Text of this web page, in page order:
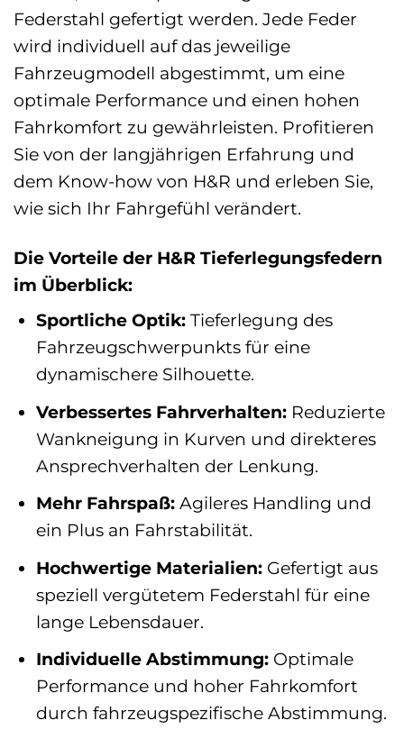
Federstahl gefertigt werden. Jede Feder
wird individuell auf das jeweilige
Fahrzeugmodell abgestimmt, um eine
optimale Performance und einen hohen
Fahrkomfort zu gewährleisten. Profitieren
Sie von der langjährigen Erfahrung und
dem Know-how von H&R und erleben Sie,
wie sich Ihr Fahrgefühl verändert.
Die Vorteile der H&R Tieferlegungsfedern
im Überblick:
Sportliche Optik:Tieferlegung des
Fahrzeugschwerpunkts für eine
dynamischere Silhouette.
Verbessertes Fahrverhalten:Reduzierte
Wankneigung in Kurven und direkteres
Ansprechverhalten der Lenkung.
Mehr Fahrspaß:Agileres Handling und
ein Plus an Fahrstabilität.
Hochwertige Materialien:Gefertigt aus
speziell vergütetem Federstahl für eine
lange Lebensdauer.
Individuelle Abstimmung:Optimale
Performance und hoher Fahrkomfort
durch fahrzeugspezifische Abstimmung.